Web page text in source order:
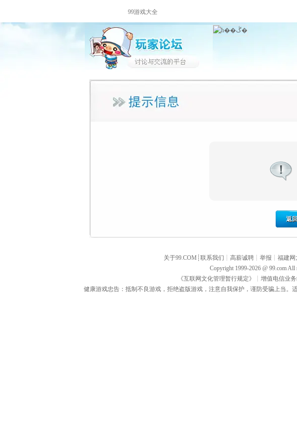
99游戏大全
返
关于99.COM ┊ 联系我们 ┊ 高薪诚聘 ┊ 举报 ┊ 福建网
Copyright 1999-2026 @ 99.comAll
《互联网文化管理暂行规定》
┊ 增值电信业
健康游戏忠告：抵制不良游戏，拒绝盗版游戏，注意自我保护，谨防受骗上当。